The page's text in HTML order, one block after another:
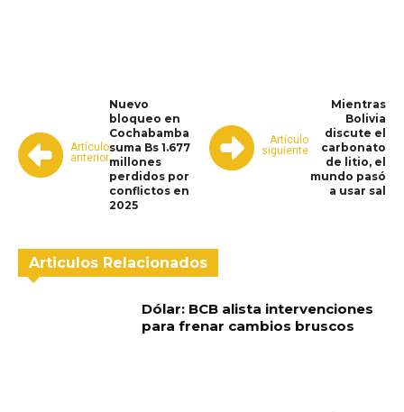
Artículo
anterior
Nuevo
bloqueo en
Cochabamba
suma Bs 1.677
millones
perdidos por
conflictos en
2025
Artículo
siguiente
Mientras
Bolivia
discute el
carbonato
de litio, el
mundo pasó
a usar sal
Articulos Relacionados
Dólar: BCB alista intervenciones
para frenar cambios bruscos